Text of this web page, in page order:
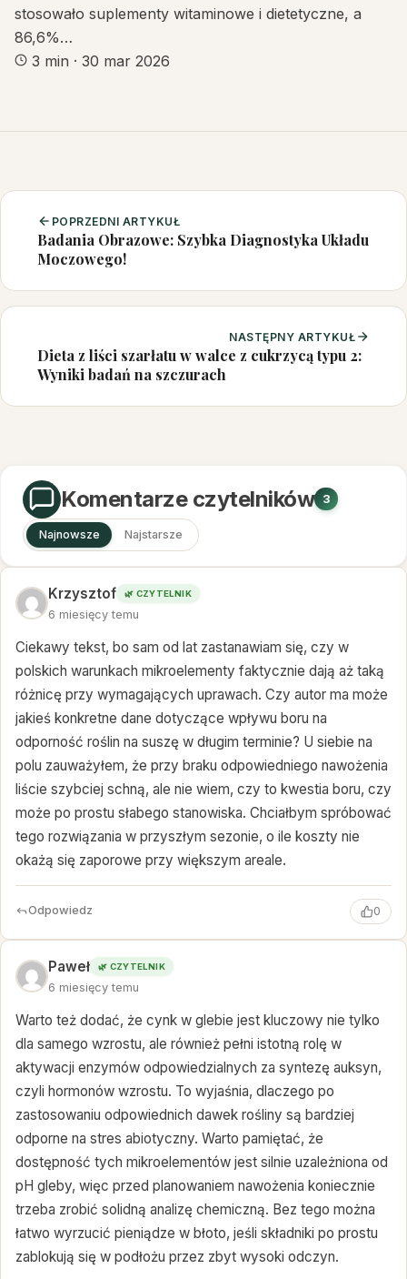
stosowało suplementy witaminowe i dietetyczne, a
86,6%…
3 min · 30 mar 2026
POPRZEDNI ARTYKUŁ
Badania Obrazowe: Szybka Diagnostyka Układu
Moczowego!
NASTĘPNY ARTYKUŁ
Dieta z liści szarłatu w walce z cukrzycą typu 2:
Wyniki badań na szczurach
Komentarze czytelników 3
Najnowsze Najstarsze
Krzysztof 🌿 CZYTELNIK
6 miesięcy temu
Ciekawy tekst, bo sam od lat zastanawiam się, czy w
polskich warunkach mikroelementy faktycznie dają aż taką
różnicę przy wymagających uprawach. Czy autor ma może
jakieś konkretne dane dotyczące wpływu boru na
odporność roślin na suszę w długim terminie? U siebie na
polu zauważyłem, że przy braku odpowiedniego nawożenia
liście szybciej schną, ale nie wiem, czy to kwestia boru, czy
może po prostu słabego stanowiska. Chciałbym spróbować
tego rozwiązania w przyszłym sezonie, o ile koszty nie
okażą się zaporowe przy większym areale.
Odpowiedz 0
Paweł 🌿 CZYTELNIK
6 miesięcy temu
Warto też dodać, że cynk w glebie jest kluczowy nie tylko
dla samego wzrostu, ale również pełni istotną rolę w
aktywacji enzymów odpowiedzialnych za syntezę auksyn,
czyli hormonów wzrostu. To wyjaśnia, dlaczego po
zastosowaniu odpowiednich dawek rośliny są bardziej
odporne na stres abiotyczny. Warto pamiętać, że
dostępność tych mikroelementów jest silnie uzależniona od
pH gleby, więc przed planowaniem nawożenia koniecznie
trzeba zrobić solidną analizę chemiczną. Bez tego można
łatwo wyrzucić pieniądze w błoto, jeśli składniki po prostu
zablokują się w podłożu przez zbyt wysoki odczyn.